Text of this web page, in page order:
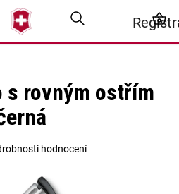
s rovným ostřím
hodnocení